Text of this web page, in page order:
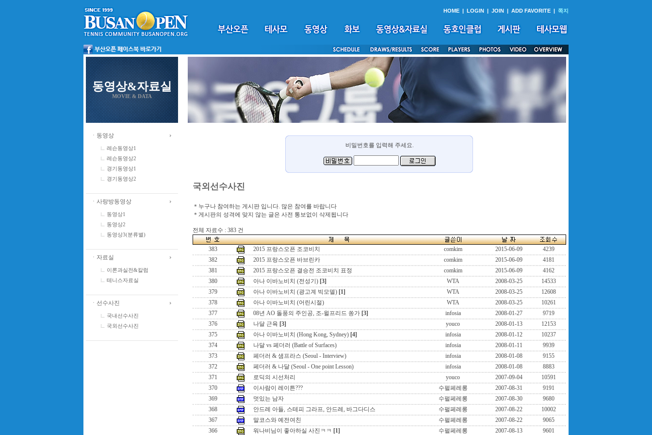
HOME | LOGIN | JOIN | ADD FAVORITE | 쪽지
동영상&자료실
MOVIE & DATA
ㆍ동영상
레슨동영상1
레슨동영상2
경기동영상1
경기동영상2
ㆍ사랑방동영상
동영상1
동영상2
동영상3(분류별)
ㆍ자료실
이론과실전&칼럼
테니스자료실
ㆍ선수사진
국내선수사진
국외선수사진
비밀번호를 입력해 주세요.
국외선수사진
＊누구나 참여하는 게시판 입니다. 많은 참여를 바랍니다
＊게시판의 성격에 맞지 않는 글은 사전 통보없이 삭제됩니다
전체 자료수 : 383 건
383 2015 프랑스오픈 조코비치 comkim 2015-06-09
4239
382
2015 프랑스오픈 바브린카 comkim 2015-06-09
4181
381
2015 프랑스오픈 결승전 조코비치 표정 comkim 2015-06-09
4162
380
아나 이바노비치 (전성기) [3] WTA 2008-03-25
14533
379
아나 이바노비치 (광고계 빅모델) [1] WTA 2008-03-25
12608
378
아나 이바노비치 (어린시절) WTA 2008-03-25
10261
377
08년 AO 돌풍의 주인공, 조-윌프리드 쏭가 [3] infosia 2008-01-27
9719
376
나달 근육 [3] youco 2008-01-13
12153
375
아나 이바노비치 (Hong Kong, Sydney) [4] infosia 2008-01-12
10237
374
나달 vs 페더러 (Battle of Surfaces) infosia 2008-01-11
9939
373
페더러 & 샘프라스 (Seoul - Interview) infosia 2008-01-08
9155
372
페더러 & 나달 (Seoul - One point Lesson) infosia 2008-01-08
8883
371
로딕의 시선처리 youco 2007-09-04
10591
370
이사람이 레이튼??? 수펄페레롱 2007-08-31
9191
369
멋있는 남자 수펄페레롱 2007-08-30
9680
368
안드레 아들, 스테피 그라프, 안드레, 바그다디스 수펄페레롱 2007-08-22
10002
367
말코스와 예전여친 수펄페레롱 2007-08-22
9065
366
워나비님이 좋아하실 사진ㅋㅋ [1] 수펄페레롱 2007-08-13 9601